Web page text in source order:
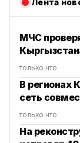
Лента
МЧС
только что
В регионах
сеть
только что
На